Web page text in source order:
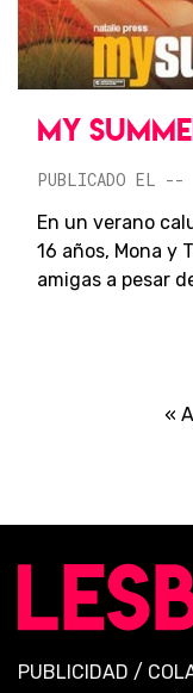
MY
PUBLICADO EL --
En un verano
16 años, Mona y
amigas a pesar
«
PUBLICIDAD /